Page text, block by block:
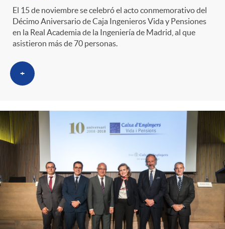
El 15 de noviembre se celebró el acto conmemorativo del
Décimo Aniversario de Caja Ingenieros Vida y Pensiones
en la Real Academia de la Ingeniería de Madrid, al que
asistieron más de 70 personas.
+